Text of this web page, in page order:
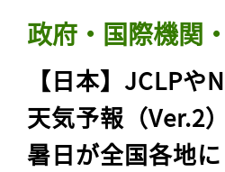
政府・国際機関
【日本】JCLP
天気予報（Ver.2
暑日が全国各地に